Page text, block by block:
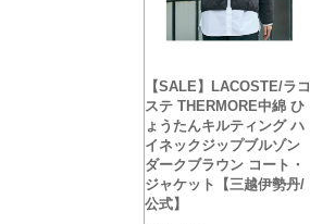
【SALE】LACOSTE/ラコ
ステ THERMORE中綿 ひ
ょうたんキルティング ハ
イネックジップブルゾン
ダークブラウン コート・
ジャケット【三越伊勢丹/
公式】